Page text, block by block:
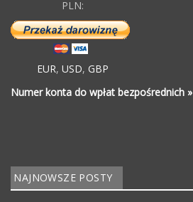
PLN:
EUR, USD, GBP
Numer konta do wpłat bezpośrednich »
NAJNOWSZE POSTY